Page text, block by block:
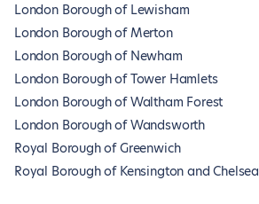
London Borough of Lewisham
London Borough of Merton
London Borough of Newham
London Borough of Tower Hamlets
London Borough of Waltham Forest
London Borough of Wandsworth
Royal Borough of Greenwich
Royal Borough of Kensington and Chelsea